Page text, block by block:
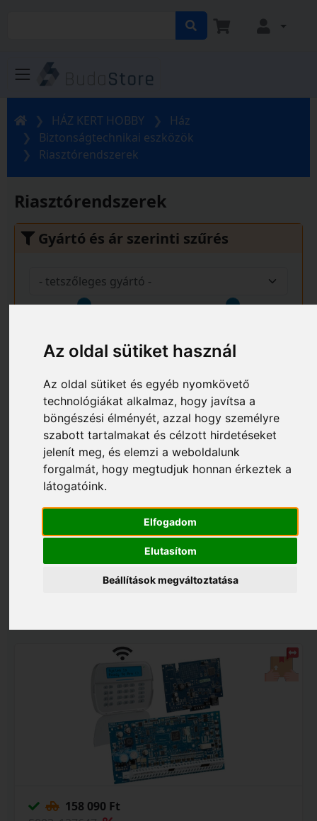
Az oldal sütiket használ
Az oldal sütiket és egyéb nyomkövető
technológiákat alkalmaz, hogy javítsa a
böngészési élményét, azzal hogy személyre
szabott tartalmakat és célzott hirdetéseket
jelenít meg, és elemzi a weboldalunk
forgalmát, hogy megtudjuk honnan érkeztek a
látogatóink.
Elfogadom
Elutasítom
Beállítások megváltoztatása
HÁZ KERT HOBBY
Ház
Biztonságtechnikai eszközök
Riasztórendszerek
Riasztórendszerek
Gyártó és ár szerinti szűrés
DSC NEO HS2016 + HS2LCDRF8EE1 + PG8914 +
158 090 Ft